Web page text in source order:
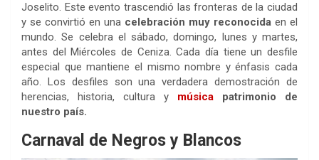
Joselito. Este evento trascendió las fronteras de la ciudad
y se convirtió en una celebración muy reconocida en el
mundo. Se celebra el sábado, domingo, lunes y martes,
antes del Miércoles de Ceniza. Cada día tiene un desfile
especial que mantiene el mismo nombre y énfasis cada
año. Los desfiles son una verdadera demostración de
herencias, historia, cultura y música patrimonio de
nuestro país.
Carnaval de Negros y Blancos